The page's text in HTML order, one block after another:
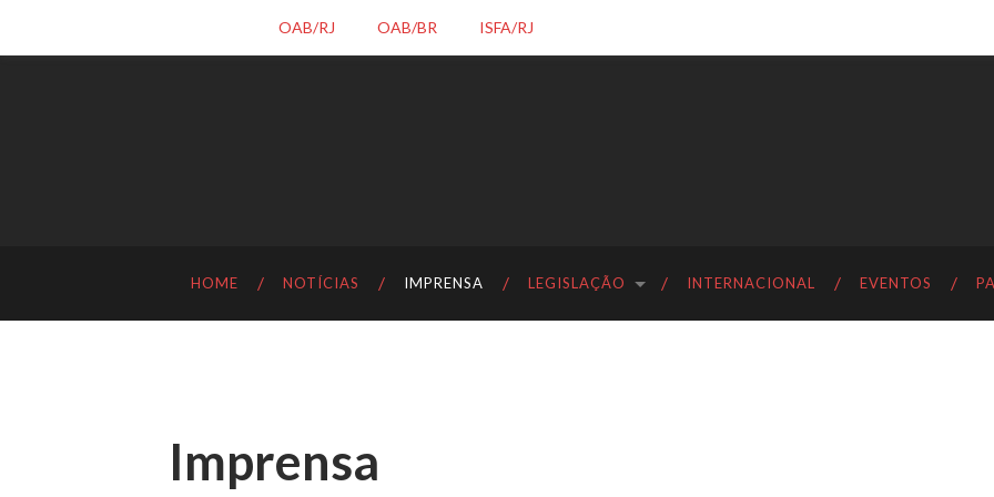
HOME NOTÍCIAS IMPRENSA LEGISLAÇÃO INTERNACIONAL EVENTOS
Imprensa
OAB/RJ OAB/BR ISFA/RJ